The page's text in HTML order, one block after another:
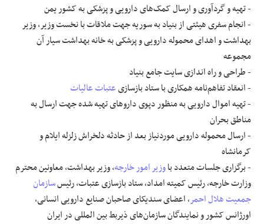
- تهیه و گردآوری و ارسال کمک‌های دارویی و پزشکی به کشور یمن
- انجام سفری هیئتی از بنیاد به سوریه جهت ملاقات با نخست وزیر، وزیر
بهداشت و اهدای محموله دارویی و پزشکی به خانه بهداشت سیار آن
مجموعه
- طراحی و راه اندازی سایت جامع بنیاد
- انعقاد تفاهم‌نامه همکاری با ستاد بازسازیعتبات عالیات
- تهیه اموال دارویی به منظور دپوی داروهای تهیه شده جهت ارسال به
مناطق بحران
- ارسال محموله دارویی موردنیاز بعد از حادثه دلخراش زلزله ایلام و
کرمانشاه
- برگزاری جلسات متعدد باوزیر امور خارجه، وزیر بهداشت، معاونین محترم
وزارت خارجه، رئیس کمیته امداد، ستاد بازسازی عتبات، رئیسسازمان
جمعیت هلال احمر، اعضای سندیکای صاحبان صنایع دارویی انسانی،
اورژانس کشور و نمایندگان سازمان‌های ذیربط بینالمللیدر ایران